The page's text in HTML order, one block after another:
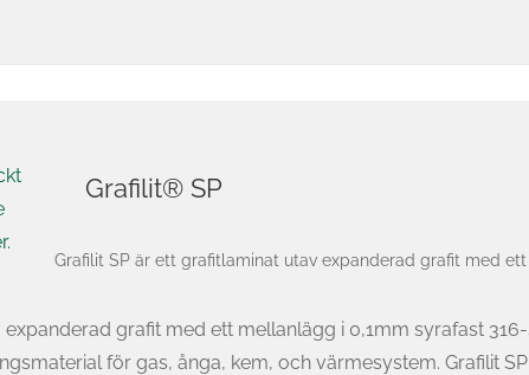
Grafilit® SP
Grafilit SP är ett grafitlaminat utav expanderad grafit med
expanderad grafit med ett mellanlägg i 0,1mm syrafast
för gas, ånga, kem, och värmesystem. Grafilit